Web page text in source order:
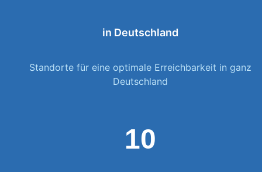
in Deutschland
Standorte für eine optimale Erreichbarkeit in ganz
Deutschland
10